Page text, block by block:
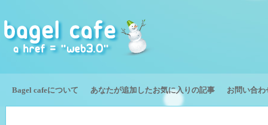
Bagel cafeについて あなたが追加したお気に入りの記事 お問い合わ